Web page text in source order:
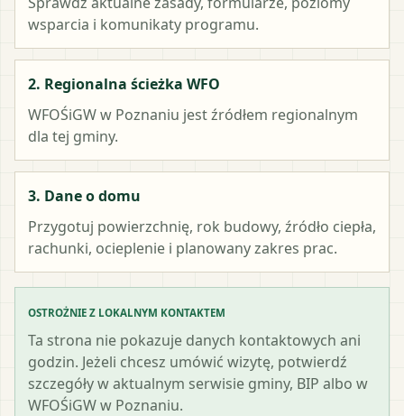
wsparcia i komunikaty programu.
2. Regionalna ścieżka WFO
WFOŚiGW w Poznaniu jest źródłem regionalnym
dla tej gminy.
3. Dane o domu
Przygotuj powierzchnię, rok budowy, źródło ciepła,
rachunki, ocieplenie i planowany zakres prac.
OSTROŻNIE Z LOKALNYM KONTAKTEM
Ta strona nie pokazuje danych kontaktowych ani
godzin. Jeżeli chcesz umówić wizytę, potwierdź
szczegóły w aktualnym serwisie gminy, BIP albo w
WFOŚiGW w Poznaniu.